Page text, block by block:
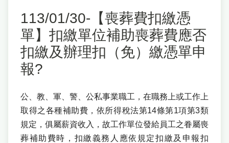
113/01/30-【喪葬費扣繳憑
單】扣繳單位補助喪葬費應否
扣繳及辦理扣（免）繳憑單申
報?
公、教、軍、警、公私事業職工，在職務上或工作上
取得之各種補助費，依所得稅法第14條第1項第3類
規定，俱屬薪資收入，故工作單位發給員工之眷屬喪
葬補助費時，扣繳義務人應依規定扣繳及申報扣